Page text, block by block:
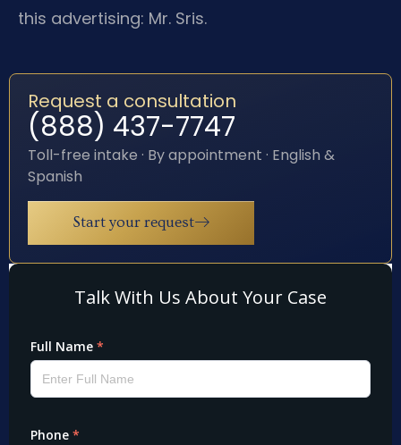
this advertising: Mr. Sris.
Request a consultation
(888) 437-7747
Toll-free intake · By appointment · English &
Spanish
Start your request